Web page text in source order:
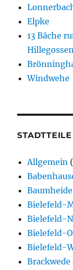
Elpke
13 Bäche
Windwehe
STADTTEILE
Allgemein
Baumheide
Bielefeld-
Bielefeld-
Bielefeld-
Bielefeld-
Brackwede